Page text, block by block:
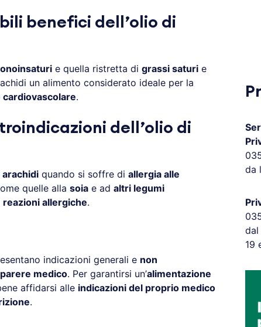
benefici dell’olio di
e quella ristretta di grassi saturie
un alimento considerato ideale per la
.
dell’olio di
arachidiquando si soffre di allergia alle
quelle alla soiae ad altri legumi
reazioni allergiche.
indicazioni generali e non
medico. Per garantirsi un’alimentazione
affidarsi alle indicazioni del proprio medico
.
da
dal
19